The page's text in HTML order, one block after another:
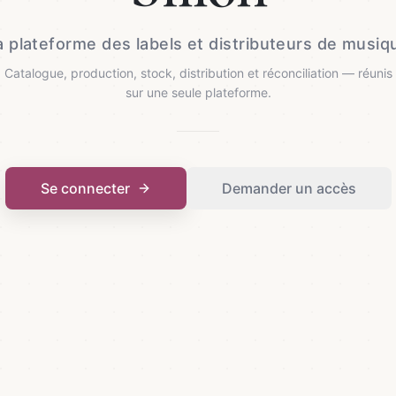
plateforme des labels et distributeurs de
Catalogue, production, stock, distribution et réconciliation — réunis
sur une seule plateforme.
Se connecter Demander un accès